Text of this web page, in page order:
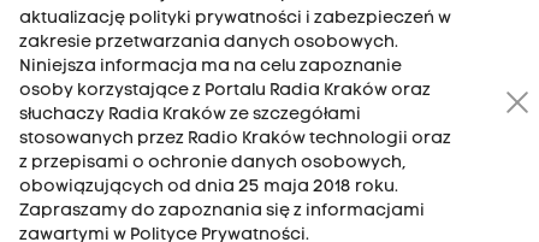
RADIO KRAKÓW SA. Aleja Juliusza Słowackiego 22, 30-007
Kraków
Antena: 12 200 33 33
aktualizację polityki prywatności i zabezpieczeń w
zakresie przetwarzania danych osobowych.
Niniejsza informacja ma na celu zapoznanie
osoby korzystające z Portalu Radia Kraków oraz
słuchaczy Radia Kraków ze szczegółami
stosowanych przez Radio Kraków technologii oraz
z przepisami o ochronie danych osobowych,
obowiązujących od dnia 25 maja 2018 roku.
Zapraszamy do zapoznania się z informacjami
zawartymi w Polityce Prywatności.